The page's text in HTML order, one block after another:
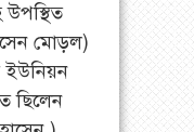
মোড়ল)
ইউনিয়ন
ছিলেন